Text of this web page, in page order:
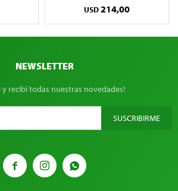
USD214,00
  
NEWSLETTER
y recibí todas nuestras novedades!
SUSCRIBIRME